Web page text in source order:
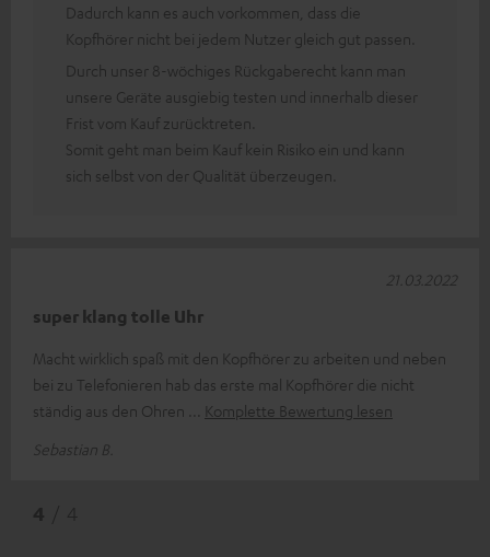
Dadurch kann es auch vorkommen, dass die
Kopfhörer nicht bei jedem Nutzer gleich gut passen.
Durch unser 8-wöchiges Rückgaberecht kann man
unsere Geräte ausgiebig testen und innerhalb dieser
Frist vom Kauf zurücktreten.
Somit geht man beim Kauf kein Risiko ein und kann
sich selbst von der Qualität überzeugen.
super klang tolle Uhr
Macht wirklich spaß mit den Kopfhörer zu arbeiten und neben
bei zu Telefonieren hab das erste mal Kopfhörer die nicht
ständig aus den Ohren
Komplette Bewertung lesen
Sebastian B.
21.03.2022